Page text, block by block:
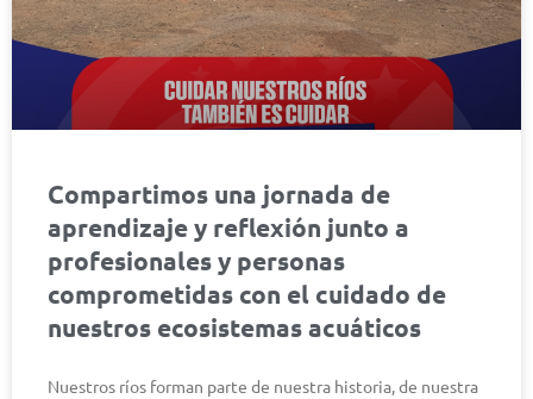
Compartimos una jornada de
aprendizaje y reflexión junto a
profesionales y personas
comprometidas con el cuidado de
nuestros ecosistemas acuáticos
Nuestros ríos forman parte de nuestra historia, de nuestra